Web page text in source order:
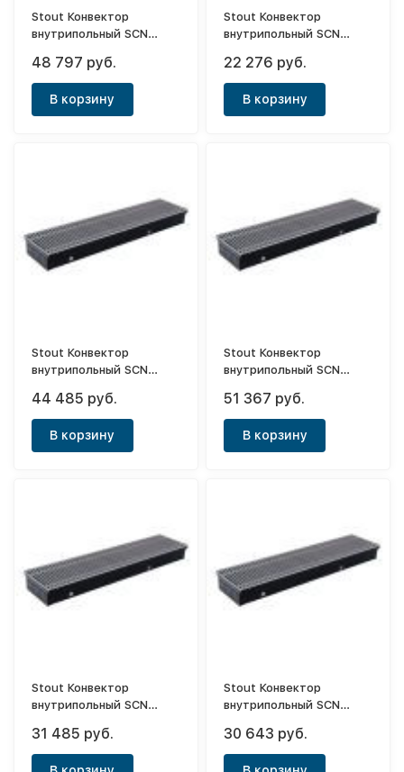
Stout Конвектор
внутрипольный SCN
естественной
конвекцией)
48 797 руб.
В корзину
Stout Конвектор
внутрипольный SCN
естественной
конвекцией)
22 276 руб.
В корзину
Stout Конвектор
внутрипольный SCN
естественной
конвекцией)
44 485 руб.
В корзину
Stout Конвектор
внутрипольный SCN
естественной
конвекцией)
51 367 руб.
В корзину
Stout Конвектор
внутрипольный SCN
естественной
конвекцией)
31 485 руб.
Stout Конвектор
внутрипольный SCN
естественной
конвекцией)
30 643 руб.